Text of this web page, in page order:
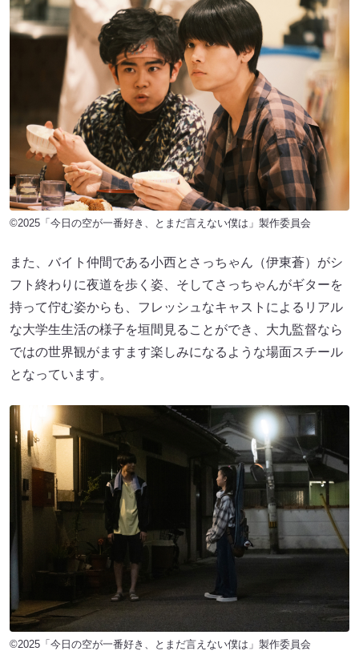
©2025「今日の空が一番好き、とまだ言えない僕は」製作委員会
また、バイト仲間である小西とさっちゃん（伊東蒼）がシ
フト終わりに夜道を歩く姿、そしてさっちゃんがギターを
持って佇む姿からも、フレッシュなキャストによるリアル
な大学生生活の様子を垣間見ることができ、大九監督なら
ではの世界観がますます楽しみになるような場面スチール
となっています。
©2025「今日の空が一番好き、とまだ言えない僕は」製作委員会